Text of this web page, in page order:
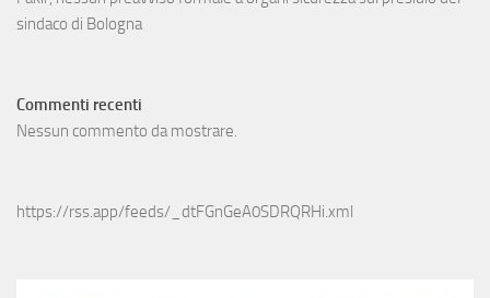
sindaco di Bologna
Commenti recenti
Nessun commento da mostrare.
https://rss.app/feeds/_dtFGnGeA0SDRQRHi.xml